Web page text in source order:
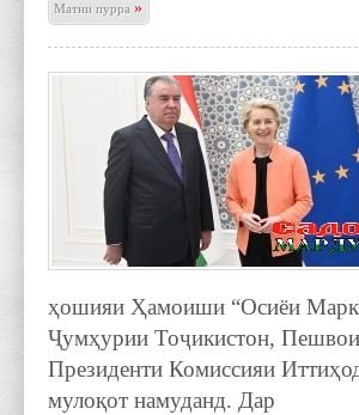
Матни пурра»
ҳошияи Ҳамоиши “Осиёи
Ҷумҳурии Тоҷикистон,
Президенти Комиссияи
мулоқот намуданд. Дар